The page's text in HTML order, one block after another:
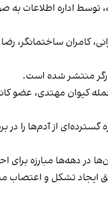
توسط اداره اطلاعات
کامران ساختمانگر،
کیوان مهتدی، عضو
از آدم‌ها را در
آن‌ها در دهه‌ها مبارزه
تشکل و اعتصاب